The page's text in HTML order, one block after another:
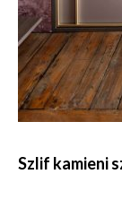
Szlif kamieni